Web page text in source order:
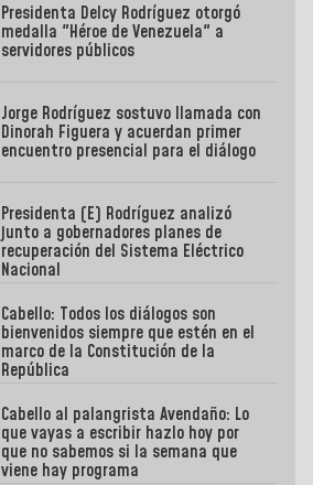
Presidenta Delcy Rodríguez otorgó
medalla "Héroe de Venezuela" a
servidores públicos
Jorge Rodríguez sostuvo llamada con
Dinorah Figuera y acuerdan primer
encuentro presencial para el diálogo
Presidenta (E) Rodríguez analizó
junto a gobernadores planes de
recuperación del Sistema Eléctrico
Nacional
Cabello: Todos los diálogos son
bienvenidos siempre que estén en el
marco de la Constitución de la
República
Cabello al palangrista Avendaño: Lo
que vayas a escribir hazlo hoy por
que no sabemos si la semana que
viene hay programa